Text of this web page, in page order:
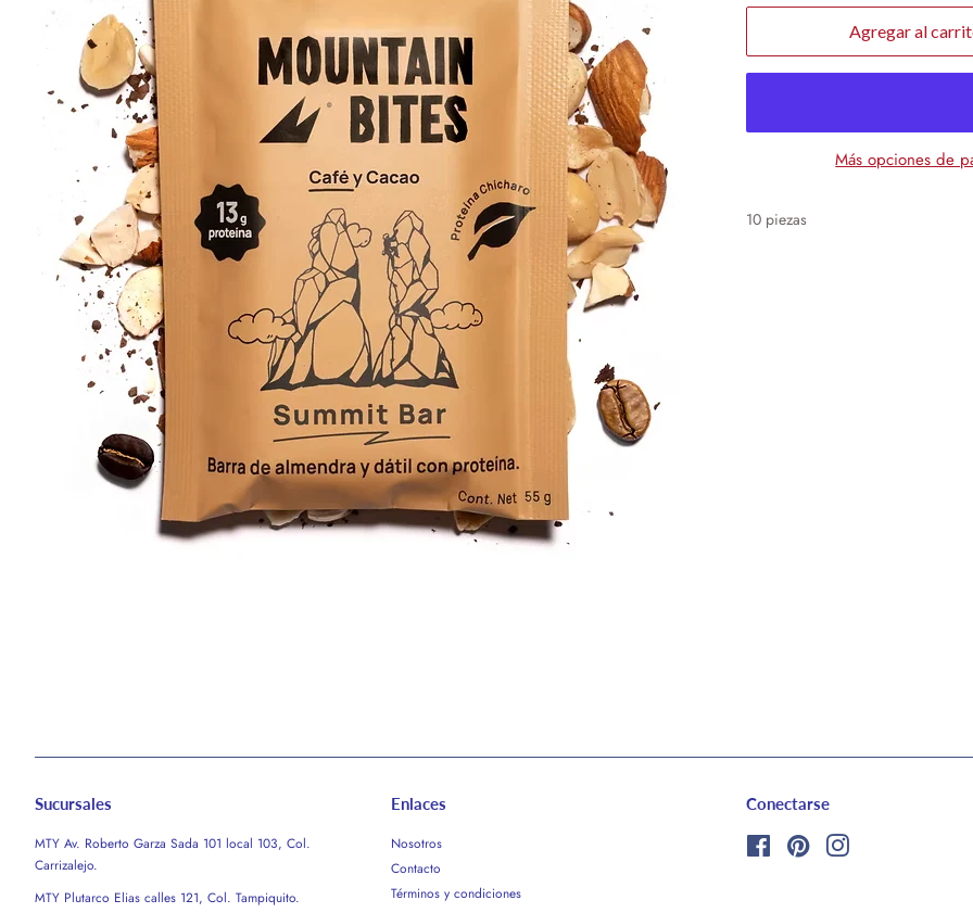
Agregar al
Más opciones de
10 piezas
Sucursales
MTY Av. Roberto Garza Sada 101 local 103, Col.
Carrizalejo.
MTY Plutarco Elias calles 121, Col. Tampiquito.
Enlaces
Nosotros
Contacto
Términos y condiciones
Conectarse
FacebookPinterest